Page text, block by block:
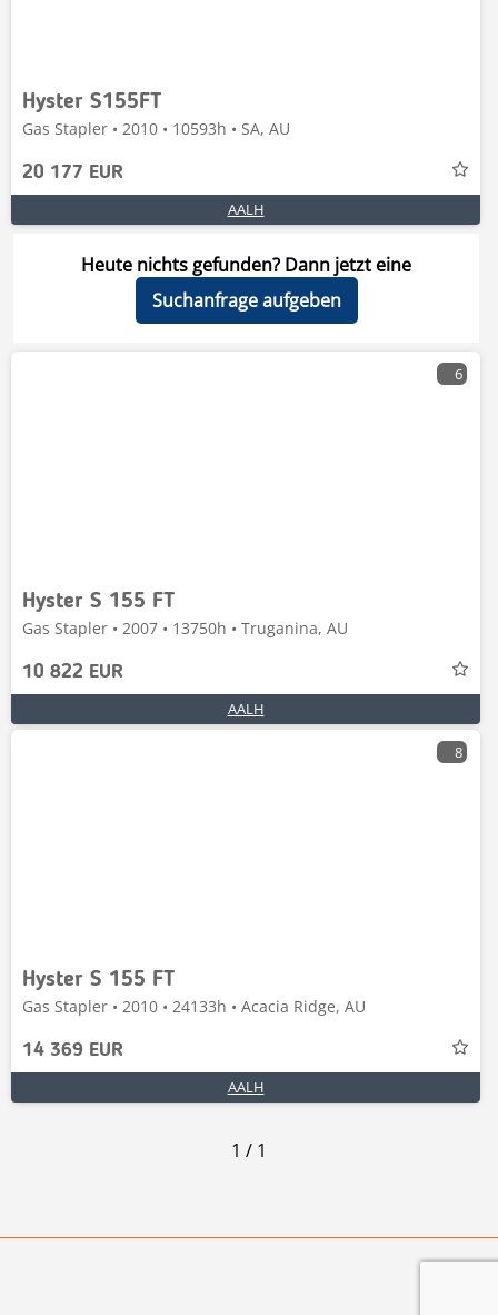
Hyster S155FT
Gas Stapler • 2010 • 10593h • SA, AU
20 177 EUR
AALH
Heute nichts gefunden? Dann jetzt eine
Suchanfrage aufgeben
6
Hyster S 155 FT
Gas Stapler • 2007 • 13750h • Truganina, AU
10 822 EUR
AALH
8
Hyster S 155 FT
Gas Stapler • 2010 • 24133h • Acacia Ridge, AU
14 369 EUR
AALH
1 / 1